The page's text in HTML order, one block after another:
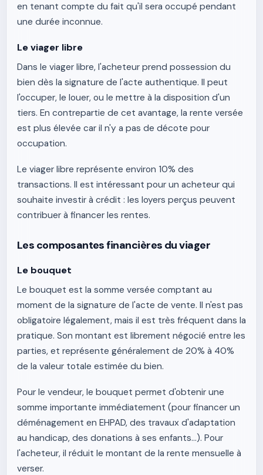
en tenant compte du fait qu'il sera occupé pendant
une durée inconnue.
Le viager libre
Dans le viager libre, l'acheteur prend possession du
bien dès la signature de l'acte authentique. Il peut
l'occuper, le louer, ou le mettre à la disposition d'un
tiers. En contrepartie de cet avantage, la rente versée
est plus élevée car il n'y a pas de décote pour
occupation.
Le viager libre représente environ 10% des
transactions. Il est intéressant pour un acheteur qui
souhaite investir à crédit : les loyers perçus peuvent
contribuer à financer les rentes.
Les composantes financières du viager
Le bouquet
Le bouquet est la somme versée comptant au
moment de la signature de l'acte de vente. Il n'est pas
obligatoire légalement, mais il est très fréquent dans la
pratique. Son montant est librement négocié entre les
parties, et représente généralement de 20% à 40%
de la valeur totale estimée du bien.
Pour le vendeur, le bouquet permet d'obtenir une
somme importante immédiatement (pour financer un
déménagement en EHPAD, des travaux d'adaptation
au handicap, des donations à ses enfants...). Pour
l'acheteur, il réduit le montant de la rente mensuelle à
verser.